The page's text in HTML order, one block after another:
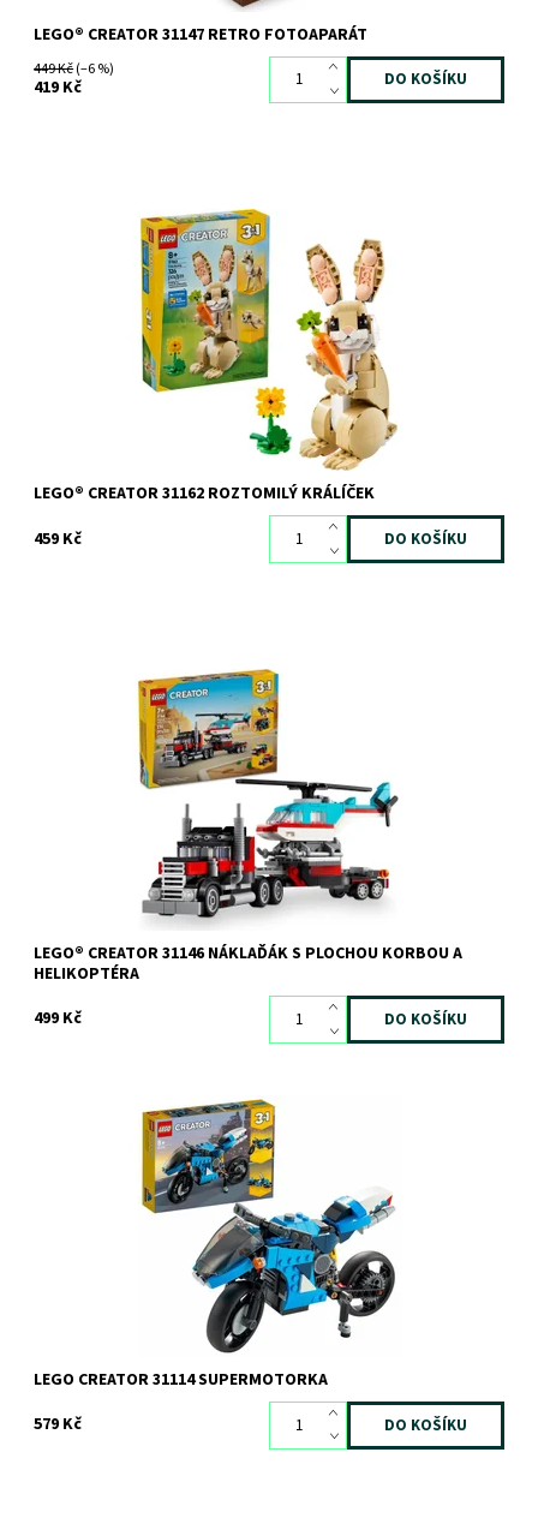
LEGO® CREATOR 31147 RETRO FOTOAPARÁT
449 Kč(–6 %)
419 Kč
Malí milovníci zvířat od 8 let si užijí zábavná dobrodružství se
stavebnicí LEGO® Creator 3v1 Roztomilý králíček.
Skladem>3 ks
12129
LEGO
LEGO® CREATOR 31162 ROZTOMILÝ KRÁLÍČEK
459 Kč
Akční zábava s modely LEGO® Creator 3 v 1
Skladem2 ks
11376
LEGO
LEGO® CREATOR 31146 NÁKLAĎÁK S PLOCHOU KORBOU A
HELIKOPTÉRA
499 Kč
Zábava na závodním okruhu s parádní, přestavitelnou
supermotorkou!
Skladem1 ks
7793
LEGO CREATOR 31114 SUPERMOTORKA
579 Kč